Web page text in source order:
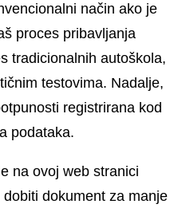
način ako je
proces pribavljanja
tradicionalnih autoškola,
testovima. Nadalje,
registrirana kod
podataka.
na ovoj web stranici
dokument za manje